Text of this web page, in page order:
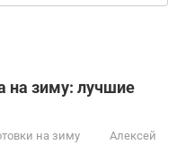
на зиму: лучшие
на зиму
Алексей